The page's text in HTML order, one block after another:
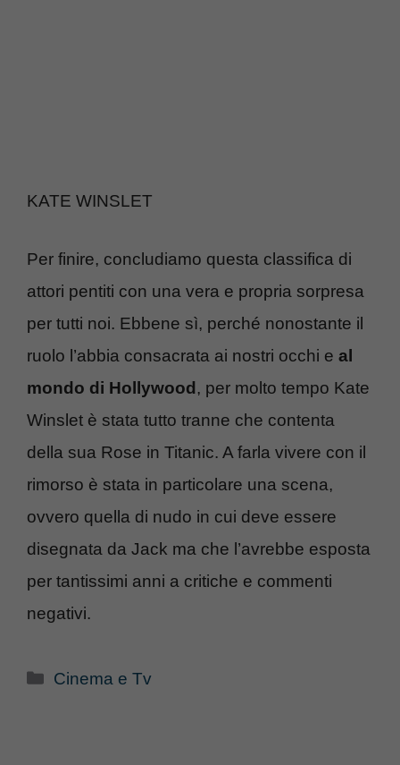
KATE WINSLET
Per finire, concludiamo questa classifica di
attori pentiti con una vera e propria sorpresa
per tutti noi. Ebbene sì, perché nonostante il
ruolo l’abbia consacrata ai nostri occhi e al
mondo di Hollywood, per molto tempo Kate
Winslet è stata tutto tranne che contenta
della sua Rose in Titanic. A farla vivere con il
rimorso è stata in particolare una scena,
ovvero quella di nudo in cui deve essere
disegnata da Jack ma che l’avrebbe esposta
per tantissimi anni a critiche e commenti
negativi.
Categorie
Cinema e Tv